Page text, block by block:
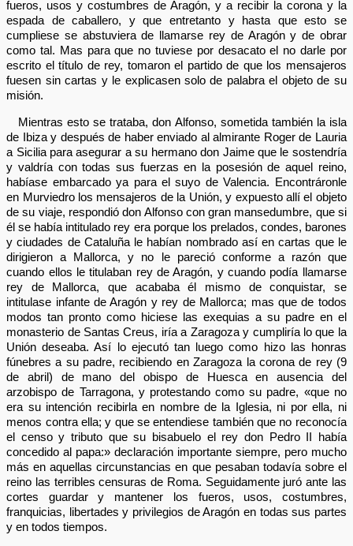
fueros, usos y costumbres de Aragón, y a recibir la corona y la
espada de caballero, y que entretanto y hasta que esto se
cumpliese se abstuviera de llamarse rey de Aragón y de obrar
como tal. Mas para que no tuviese por desacato el no darle por
escrito el título de rey, tomaron el partido de que los mensajeros
fuesen sin cartas y le explicasen solo de palabra el objeto de su
misión.
Mientras esto se trataba, don Alfonso, sometida también la isla
de Ibiza y después de haber enviado al almirante Roger de Lauria
a Sicilia para asegurar a su hermano don Jaime que le sostendría
y valdría con todas sus fuerzas en la posesión de aquel reino,
habíase embarcado ya para el suyo de Valencia. Encontráronle
en Murviedro los mensajeros de la Unión, y expuesto allí el objeto
de su viaje, respondió don Alfonso con gran mansedumbre, que si
él se había intitulado rey era porque los prelados, condes, barones
y ciudades de Cataluña le habían nombrado así en cartas que le
dirigieron a Mallorca, y no le pareció conforme a razón que
cuando ellos le titulaban rey de Aragón, y cuando podía llamarse
rey de Mallorca, que acababa él mismo de conquistar, se
intitulase infante de Aragón y rey de Mallorca; mas que de todos
modos tan pronto como hiciese las exequias a su padre en el
monasterio de Santas Creus, iría a Zaragoza y cumpliría lo que la
Unión deseaba. Así lo ejecutó tan luego como hizo las honras
fúnebres a su padre, recibiendo en Zaragoza la corona de rey (9
de abril) de mano del obispo de Huesca en ausencia del
arzobispo de Tarragona, y protestando como su padre, «que no
era su intención recibirla en nombre de la Iglesia, ni por ella, ni
menos contra ella; y que se entendiese también que no reconocía
el censo y tributo que su bisabuelo el rey don Pedro II había
concedido al papa:» declaración importante siempre, pero mucho
más en aquellas circunstancias en que pesaban todavía sobre el
reino las terribles censuras de Roma. Seguidamente juró ante las
cortes guardar y mantener los fueros, usos, costumbres,
franquicias, libertades y privilegios de Aragón en todas sus partes
y en todos tiempos.